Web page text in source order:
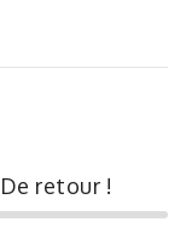
De retour !